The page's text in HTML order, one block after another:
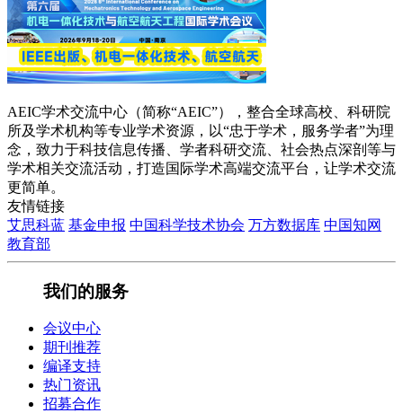
AEIC学术交流中心（简称“AEIC”），整合全球高校、科研院
所及学术机构等专业学术资源，以“忠于学术，服务学者”为理
念，致力于科技信息传播、学者科研交流、社会热点深剖等与
学术相关交流活动，打造国际学术高端交流平台，让学术交流
更简单。
友情链接
艾思科蓝 基金申报 中国科学技术协会 万方数据库 中国知网
教育部
我们的服务
会议中心
期刊推荐
编译支持
热门资讯
招募合作